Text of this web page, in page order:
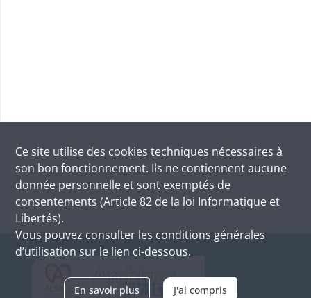
Ce site utilise des cookies techniques nécessaires à
son bon fonctionnement. Ils ne contiennent aucune
donnée personnelle et sont exemptés de
consentements (Article 82 de la loi Informatique et
Libertés).
Vous pouvez consulter les conditions générales
d’utilisation sur le lien ci-dessous.
En savoir plus J'ai compris